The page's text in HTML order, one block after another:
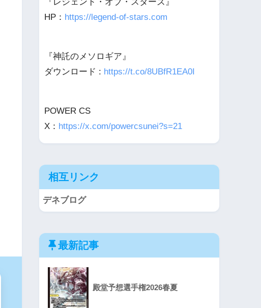
HP： https://legend-of-stars.com
『神託のメソロギア』
ダウンロード : https://t.co/8UBfR1EA0I
POWER CS
X： https://x.com/powercsunei?s=21
相互リンク
デネブログ
最新記事
殿堂予想選手権2026春夏